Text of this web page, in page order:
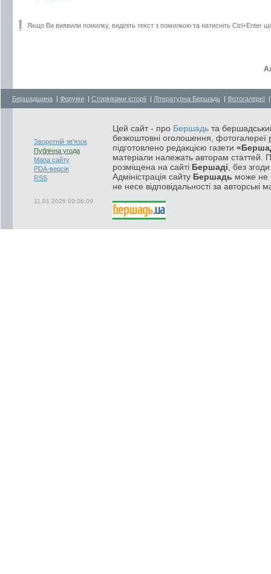
Якщо Ви виявили помилку, виділіть текст з помилкою та натисніть Ctrl+Enter
Бершадщина | Форуми | Сторінками історії | Літературна Бершадь | Фотогалереї
Зворотній зв'язок
Публічна угода
Мапа сайту
PDA-версія
RSS
11.01.2026 03:06:09
Цей сайт - про Бершадь та
безкоштовні оголошення, фотогалереї
підготовлено редакцією газети
матеріали належать авторам статтей.
розміщена на сайті Бершаді , без
Адміністрація сайту Бершадь може не
не несе відповідальності за авторські